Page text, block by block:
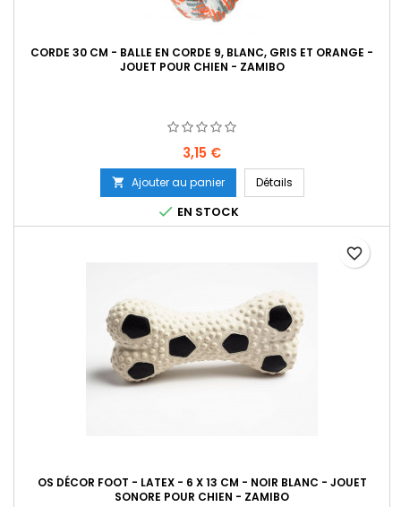
CORDE 30 CM - BALLE EN CORDE 9, BLANC, GRIS ET ORANGE -
JOUET POUR CHIEN - ZAMIBO
Prix
3,15 €
 Ajouter au panier Détails
 EN STOCK
OS DÉCOR FOOT - LATEX - 6 X 13 CM - NOIR BLANC - JOUET
SONORE POUR CHIEN - ZAMIBO
favorite_border